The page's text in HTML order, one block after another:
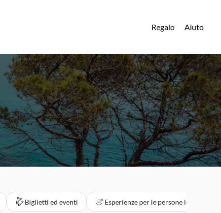
Regalo Aiuto
Biglietti ed eventi Esperienze per le persone locali